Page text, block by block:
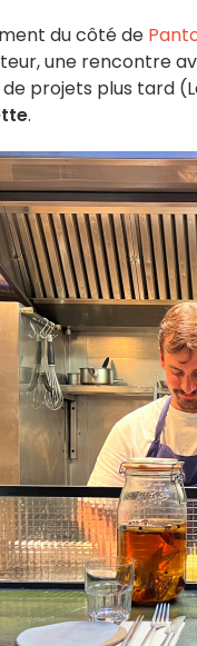
du côté de
une rencontre
projets plus tard
.